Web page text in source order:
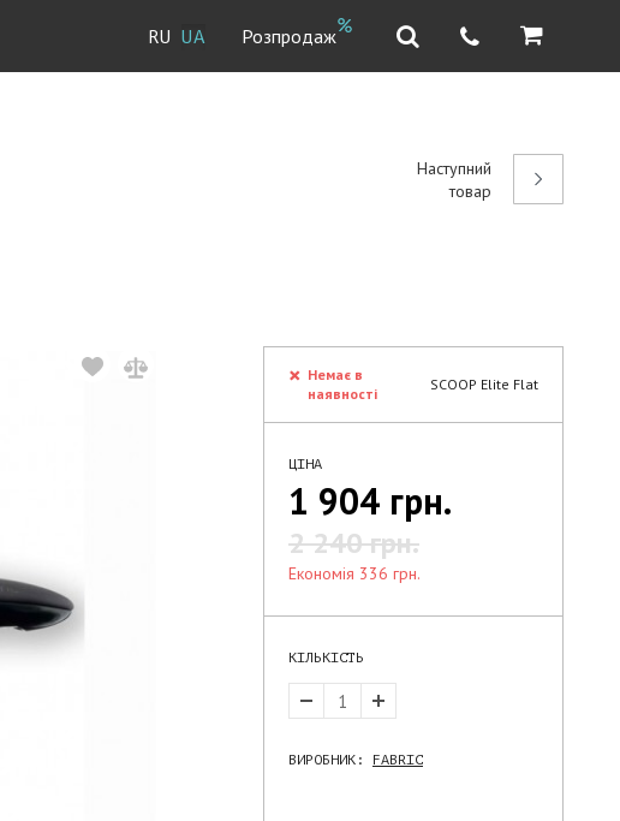
RU UA Розпродаж
Наступний
товар
Немає в
наявності
SCOOP Elite Flat
ЦІНА
1 904 грн.
2 240 грн.
економія 336 грн.
КІЛЬКІСТЬ
ВИРОБНИК: FABRIC